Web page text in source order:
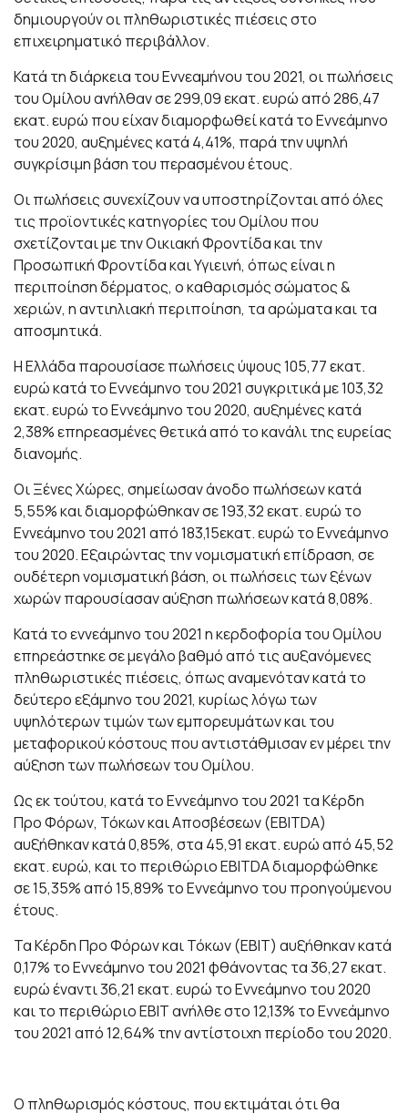
δημιουργούν οι πληθωριστικές πιέσεις στο
επιχειρηματικό περιβάλλον.
Κατά τη διάρκεια του Εννεαμήνου του 2021, οι πωλήσεις
του Ομίλου ανήλθαν σε 299,09 εκατ. ευρώ από 286,47
εκατ. ευρώ που είχαν διαμορφωθεί κατά το Εννεάμηνο
του 2020, αυξημένες κατά 4,41%, παρά την υψηλή
συγκρίσιμη βάση του περασμένου έτους.
Οι πωλήσεις συνεχίζουν να υποστηρίζονται από όλες
τις προϊοντικές κατηγορίες του Ομίλου που
σχετίζονται με την Οικιακή Φροντίδα και την
Προσωπική Φροντίδα και Υγιεινή, όπως είναι η
περιποίηση δέρματος, ο καθαρισμός σώματος &
χεριών, η αντιηλιακή περιποίηση, τα αρώματα και τα
αποσμητικά.
Η Ελλάδα παρουσίασε πωλήσεις ύψους 105,77 εκατ.
ευρώ κατά το Εννεάμηνο του 2021 συγκριτικά με 103,32
εκατ. ευρώ το Εννεάμηνο του 2020, αυξημένες κατά
2,38% επηρεασμένες θετικά από το κανάλι της ευρείας
διανομής.
Οι Ξένες Χώρες, σημείωσαν άνοδο πωλήσεων κατά
5,55% και διαμορφώθηκαν σε 193,32 εκατ. ευρώ το
Εννεάμηνο του 2021 από 183,15εκατ. ευρώ το Εννεάμηνο
του 2020. Εξαιρώντας την νομισματική επίδραση, σε
ουδέτερη νομισματική βάση, οι πωλήσεις των ξένων
χωρών παρουσίασαν αύξηση πωλήσεων κατά 8,08%.
Κατά το εννεάμηνο του 2021 η κερδοφορία του Ομίλου
επηρεάστηκε σε μεγάλο βαθμό από τις αυξανόμενες
πληθωριστικές πιέσεις, όπως αναμενόταν κατά το
δεύτερο εξάμηνο του 2021, κυρίως λόγω των
υψηλότερων τιμών των εμπορευμάτων και του
μεταφορικού κόστους που αντιστάθμισαν εν μέρει την
αύξηση των πωλήσεων του Ομίλου.
Ως εκ τούτου, κατά το Εννεάμηνο του 2021 τα Κέρδη
Προ Φόρων, Τόκων και Αποσβέσεων (EBITDA)
αυξήθηκαν κατά 0,85%, στα 45,91 εκατ. ευρώ από 45,52
εκατ. ευρώ, και το περιθώριο EBITDA διαμορφώθηκε
σε 15,35% από 15,89% το Εννεάμηνο του προηγούμενου
έτους.
Τα Κέρδη Προ Φόρων και Τόκων (EBIT) αυξήθηκαν κατά
0,17% το Εννεάμηνο του 2021 φθάνοντας τα 36,27 εκατ.
ευρώ έναντι 36,21 εκατ. ευρώ το Εννεάμηνο του 2020
και το περιθώριο EBIT ανήλθε στο 12,13% το Εννεάμηνο
του 2021 από 12,64% την αντίστοιχη περίοδο του 2020.
Ο πληθωρισμός κόστους, που εκτιμάται ότι θα